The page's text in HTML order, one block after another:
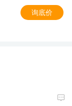
询底价